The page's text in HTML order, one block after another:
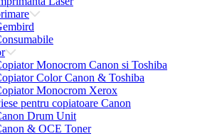
Monocrom Canon si Toshiba
Color Canon & Toshiba
Monocrom Xerox
pentru copiatoare Canon
Drum Unit
& OCE Toner